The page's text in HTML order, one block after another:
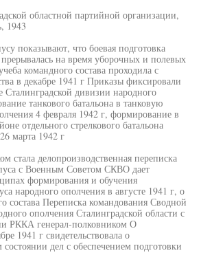
областной партийной организации,
1943
показывают, что боевая подготовка
на время уборочных и полевых
командного состава проходила с
в декабре 1941 г Приказы фиксировали
Сталинградской дивизии народного
танкового батальона в танковую
4 февраля 1942 г, формирование в
отдельного стрелкового батальона
марта 1942 г
стала делопроизводственная переписка
с Военным Советом СКВО дает
формирования и обучения
народного ополчения в августе 1941 г, о
состава Переписка командования Сводной
ополчения Сталинградской области с
РККА генерал-полковником О
1941 г свидетельствовала о
состоянии дел с обеспечением подготовки